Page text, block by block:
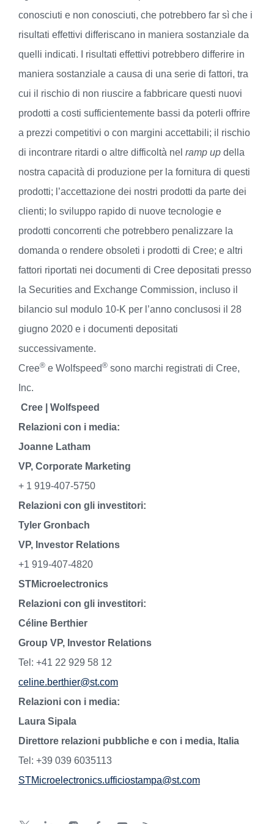
conosciuti e non conosciuti, che potrebbero far sì che i
risultati effettivi differiscano in maniera sostanziale da
quelli indicati. I risultati effettivi potrebbero differire in
maniera sostanziale a causa di una serie di fattori, tra
cui il rischio di non riuscire a fabbricare questi nuovi
prodotti a costi sufficientemente bassi da poterli offrire
a prezzi competitivi o con margini accettabili; il rischio
di incontrare ritardi o altre difficoltà nel ramp up della
nostra capacità di produzione per la fornitura di questi
prodotti; l’accettazione dei nostri prodotti da parte dei
clienti; lo sviluppo rapido di nuove tecnologie e
prodotti concorrenti che potrebbero penalizzare la
domanda o rendere obsoleti i prodotti di Cree; e altri
fattori riportati nei documenti di Cree depositati presso
la Securities and Exchange Commission, incluso il
bilancio sul modulo 10-K per l’anno conclusosi il 28
giugno 2020 e i documenti depositati
successivamente.
Cree® e Wolfspeed® sono marchi registrati di Cree,
Inc.
Cree | Wolfspeed
Relazioni con i media:
Joanne Latham
VP, Corporate Marketing
+ 1 919-407-5750
Relazioni con gli investitori:
Tyler Gronbach
VP, Investor Relations
+1 919-407-4820
STMicroelectronics
Relazioni con gli investitori:
Céline Berthier
Group VP, Investor Relations
Tel: +41 22 929 58 12
celine.berthier@st.com
Relazioni con i media:
Laura Sipala
Direttore relazioni pubbliche e con i media, Italia
Tel: +39 039 6035113
STMicroelectronics.ufficiostampa@st.com